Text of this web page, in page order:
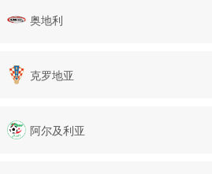
奥地利
克罗地亚
阿尔及利亚